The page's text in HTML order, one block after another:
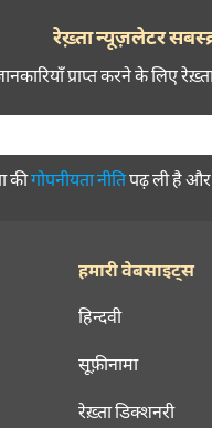
रेख़्ता न्यूज़लेटर
प्राप्त करने के लिए
कीगोपनीयता नीतिपढ़ ली है
हमारी वेबसाइट्स
हिन्दवी
सूफ़ीनामा
रेख़्ता डिक्शनरी